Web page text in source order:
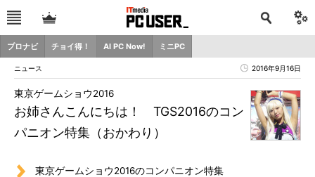
プロナビ チョイ得！ AI PC Now! ミニPC
ニュース 2016年9月16日
お姉さんこんにちは！ TGS2016のコン
パニオン特集（おかわり）
東京ゲームショウ2016
東京ゲームショウ2016のコンパニオン特集